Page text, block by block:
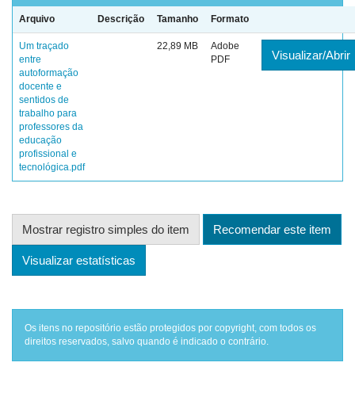
Arquivo Descrição Tamanho Formato
Um traçado
entre
autoformação
docente e
sentidos de
trabalho para
professores da
educação
profissional e
tecnológica.pdf
22,89 MB
Adobe
PDF
Visualizar/Abrir
Mostrar registro simples do item Recomendar este item
Visualizar estatísticas
Os itens no repositório estão protegidos por copyright, com todos os
direitos reservados, salvo quando é indicado o contrário.